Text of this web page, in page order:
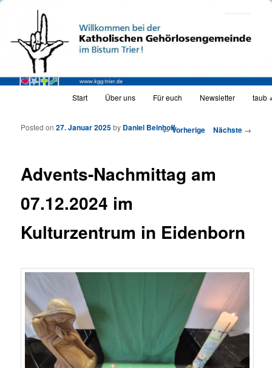
KGG_web
Zum Inhalt wechseln
Zum sekundären Inhalt wechseln
Start Über uns Für euch Newsletter taub
Artikelnavigation
←Vorherige Nächste →
Advents-Nachmittag am
07.12.2024 im
Kulturzentrum in Eidenborn
Posted on27. Januar 2025by Daniel Beinhoff